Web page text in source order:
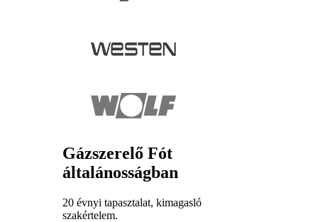
Gázszerelő Fót
általánosságban
20 évnyi tapasztalat, kimagasló
szakértelem.